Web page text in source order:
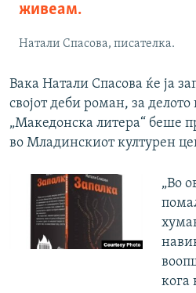
живеам.
Натали Спасова, писателка.
Вака Натали Спасова ќе ја
својот деби роман, за
„Македонска литера“ беше
во Младинскиот културен
„Во
кога